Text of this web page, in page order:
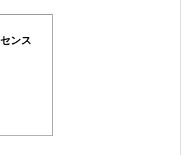
ンス